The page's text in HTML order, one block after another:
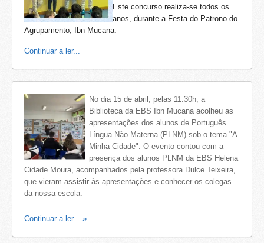
Este concurso realiza-se todos os
anos, durante a Festa do Patrono do
Agrupamento, Ibn Mucana.
Continuar a ler...
No dia 15 de abril, pelas 11:30h, a
Biblioteca da EBS Ibn Mucana acolheu as
apresentações dos alunos de Português
Língua Não Materna (PLNM) sob o tema "A
Minha Cidade". O evento contou com a
presença dos alunos PLNM da EBS Helena
Cidade Moura, acompanhados pela professora Dulce Teixeira,
que vieram assistir às apresentações e conhecer os colegas
da nossa escola.
Continuar a ler...